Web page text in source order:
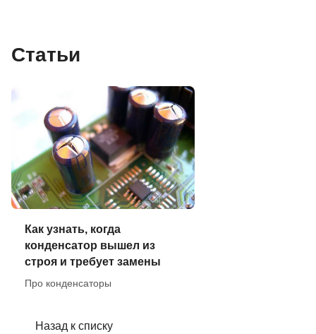
Статьи
Как узнать, когда
конденсатор вышел из
строя и требует замены
Про конденсаторы
Назад к списку